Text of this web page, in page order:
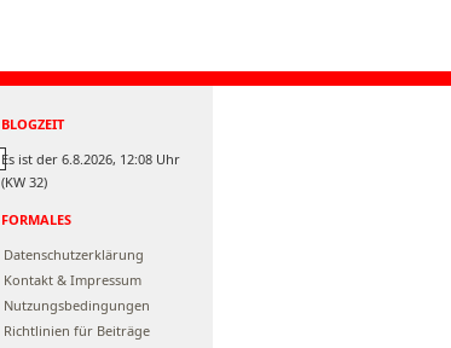
BLOGZEIT
Es ist der 6.8.2026, 12:08 Uhr
(KW 32)
FORMALES
Datenschutzerklärung
Kontakt & Impressum
Nutzungsbedingungen
Richtlinien für Beiträge